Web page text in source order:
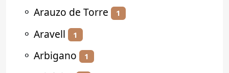
⚬ Arauzo de Torre 1
⚬ Aravell 1
⚬ Arbigano 1